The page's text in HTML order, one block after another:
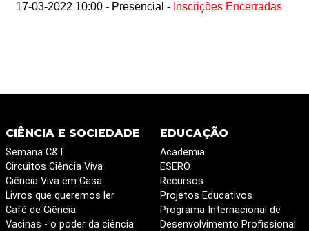
17-03-2022 10:00 - Presencial - Inscrições Encerradas
CIÊNCIA E SOCIEDADE
Semana C&T
Circuitos Ciência Viva
Ciência Viva em Casa
Livros que queremos ler
Café de Ciência
Vacinas - o poder da ciência
EDUCAÇÃO
Academia
ESERO
Recursos
Projetos Educativos
Programa Internacional de
Desenvolvimento Profissional